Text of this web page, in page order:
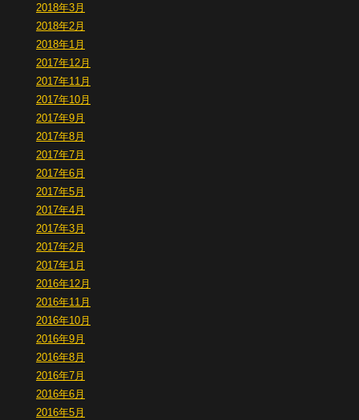
2018年3月
2018年2月
2018年1月
2017年12月
2017年11月
2017年10月
2017年9月
2017年8月
2017年7月
2017年6月
2017年5月
2017年4月
2017年3月
2017年2月
2017年1月
2016年12月
2016年11月
2016年10月
2016年9月
2016年8月
2016年7月
2016年6月
2016年5月